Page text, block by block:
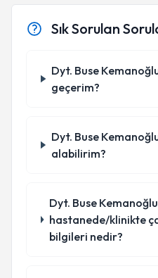
Sık Sorulan
Dyt. Buse
geçerim?
Dyt. Buse
alabilirim?
Dyt. Buse
hastanede/klinikte
bilgileri nedir?